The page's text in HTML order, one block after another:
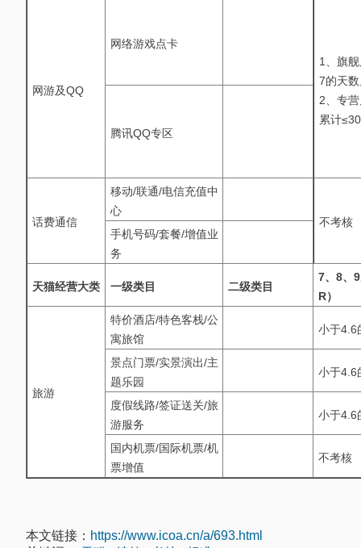
网游及QQ
网络游戏点卡
1、旗
7的天
2、专
累计
腾讯QQ专区
话费通信
移动/联通/电信充值中
心
不考核
手机号码/套餐/增值业
务
天猫经营大类 一级类目 二级类目
7、8、
R）
旅游
特价酒店/特色客栈/公
寓旅馆
小于4.6
景点门票/实景演出/主
题乐园
小于4.6
度假线路/签证送关/旅
游服务
小于4.6
国内机票/国际机票/机
票增值
不考核
本文链接： https://www.icoa.cn/a/693.html